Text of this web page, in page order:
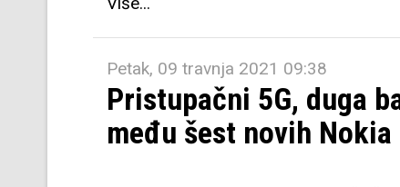
Petak, 09 travnja 2021 09:38
Pristupačni 5G, duga
među šest novih Nokia